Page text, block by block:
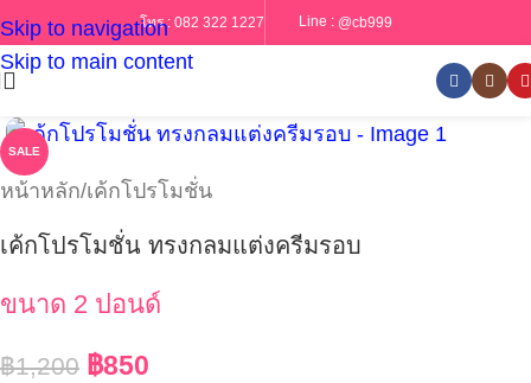
Skip to navigation
Skip to main content
โทร : 082 322 1227 Line : @cb999
SALE
หน้าหลัก/เค้กโปรโมชั่น
เค้กโปรโมชั่น ทรงกลมแต่งครีมรอบ
ขนาด 2 ปอนด์
฿1,200 ฿850